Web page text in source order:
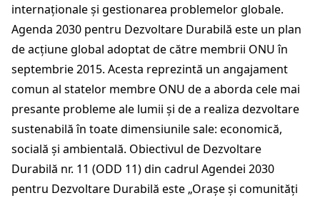
internaționale și gestionarea problemelor globale.
Agenda 2030 pentru Dezvoltare Durabilă este un plan
de acțiune global adoptat de către membrii ONU în
septembrie 2015. Acesta reprezintă un angajament
comun al statelor membre ONU de a aborda cele mai
presante probleme ale lumii și de a realiza dezvoltare
sustenabilă în toate dimensiunile sale: economică,
socială și ambientală. Obiectivul de Dezvoltare
Durabilă nr. 11 (ODD 11) din cadrul Agendei 2030
pentru Dezvoltare Durabilă este „Orașe și comunități